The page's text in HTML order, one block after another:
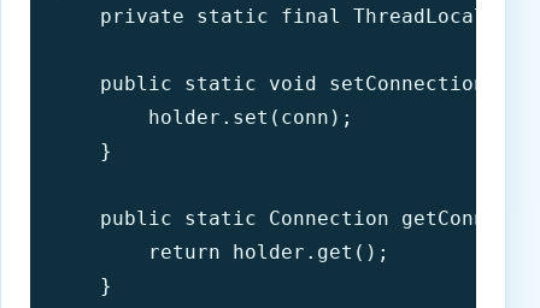
    private static final ThreadLocal
public static void
        holder.set(conn);
    }
public static Connection
        return holder.get();
    }